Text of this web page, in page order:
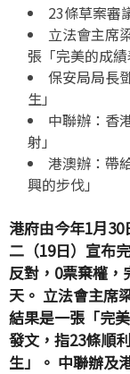
23條草案審
立法會主席
張「完美的成績
保安局局長
生」
中聯辦：香
射」
港澳辦：帶
興的步伐」
港府由今年1月
二（19日）宣布
反對，0票棄權，
天。 立法會主席
結果是一張「完
發文，指23條順
生」。 中聯辦及